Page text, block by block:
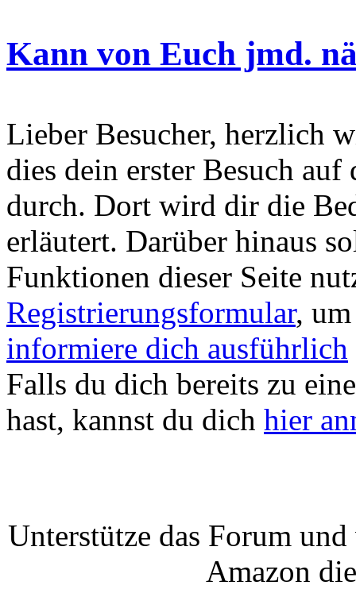
Kann von Euch jmd.
Lieber Besucher, herzlich
dies dein erster Besuch
durch. Dort wird dir die
erläutert. Darüber hinaus
Funktionen dieser Seite
Registrierungsformular,
informiere dich ausführlich
Falls du dich bereits zu
hast, kannst du dich hier
Unterstütze das Forum
Amazon